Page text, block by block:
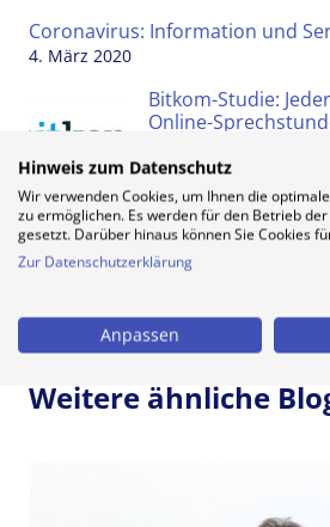
Coronavirus: Information und
4. März 2020
Bitkom-Studie:
Online-
Weitere ähnliche
Hinweis zum Datenschutz
Wir verwenden Cookies, um Ihnen die
zu ermöglichen. Es werden für den Betrieb
gesetzt. Darüber hinaus können Sie Cookies
Zur Datenschutzerklärung
Anpassen